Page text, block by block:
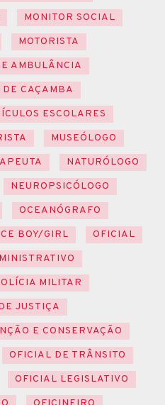
MONITOR SOCIAL
MOTORISTA
AMBULÂNCIA
DE CAÇAMBA
ESCOLARES
MUSEÓLOGO
NATURÓLOGO
NEUROPSICÓLOGO
OCEANÓGRAFO
BOY/GIRL
OFICIAL
MILITAR
JUSTIÇA
E CONSERVAÇÃO
OFICIAL DE TRÂNSITO
OFICIAL LEGISLATIVO